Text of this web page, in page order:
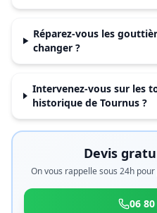
Réparez-vous les
changer ?
Intervenez-vous sur les
historique de Tournus ?
Devis
On vous rappelle sous 24h
06